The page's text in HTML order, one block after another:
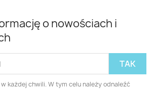
o nowościach i
każdej chwili. W tym celu należy odnaleźć